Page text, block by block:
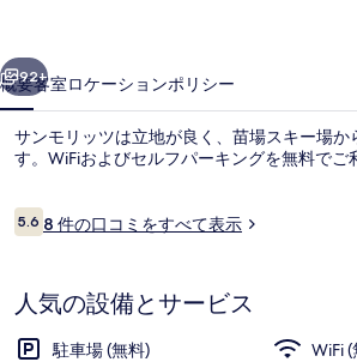
写
真
ギ
ラ
ー
ロビー
次へ
92+
概要客室ロケーションポリシー
サンモリッツは立地が良く、苗場スキー場か
す。WiFiおよびセルフパーキングを無料でご
口
コ
5.610段階中5.6
8 件の口コミをすべて表示
人気の設備とサービス
駐車場 (無料)
WiFi